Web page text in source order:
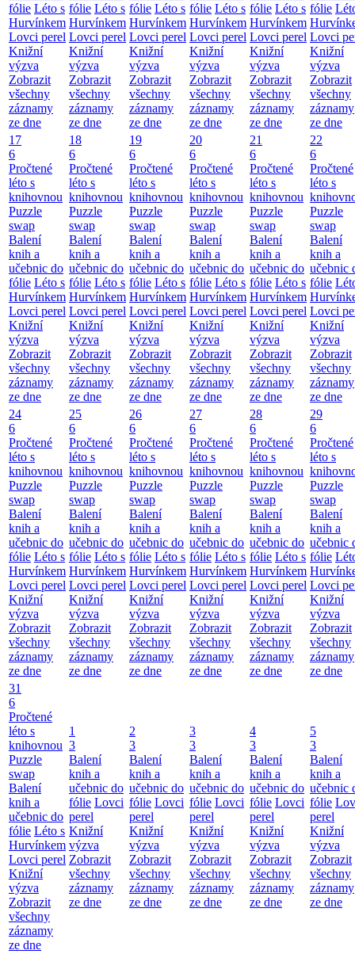
fólie Léto s
Hurvínkem
Lovci perel
Knižní
výzva
Zobrazit
všechny
záznamy
ze dne
fólie Léto s
Hurvínkem
Lovci perel
Knižní
výzva
Zobrazit
všechny
záznamy
ze dne
fólie Léto s
Hurvínkem
Lovci perel
Knižní
výzva
Zobrazit
všechny
záznamy
ze dne
fólie Léto s
Hurvínkem
Lovci perel
Knižní
výzva
Zobrazit
všechny
záznamy
ze dne
fólie Léto s
Hurvínkem
Lovci perel
Knižní
výzva
Zobrazit
všechny
záznamy
ze dne
fólie
Lovci
Knižní
výzva
Zobrazit
všechny
záznamy
ze dne
17
6
Pročtené
léto s
knihovnou
Puzzle
swap
Balení
knih a
učebnic do
fólie Léto s
Hurvínkem
Lovci perel
Knižní
výzva
Zobrazit
všechny
záznamy
ze dne
18
6
Pročtené
léto s
knihovnou
Puzzle
swap
Balení
knih a
učebnic do
fólie Léto s
Hurvínkem
Lovci perel
Knižní
výzva
Zobrazit
všechny
záznamy
ze dne
19
6
Pročtené
léto s
knihovnou
Puzzle
swap
Balení
knih a
učebnic do
fólie Léto s
Hurvínkem
Lovci perel
Knižní
výzva
Zobrazit
všechny
záznamy
ze dne
20
6
Pročtené
léto s
knihovnou
Puzzle
swap
Balení
knih a
učebnic do
fólie Léto s
Hurvínkem
Lovci perel
Knižní
výzva
Zobrazit
všechny
záznamy
ze dne
21
6
Pročtené
léto s
knihovnou
Puzzle
swap
Balení
knih a
učebnic do
fólie Léto s
Hurvínkem
Lovci perel
Knižní
výzva
Zobrazit
všechny
záznamy
ze dne
22
6
Pročtené
léto s
Puzzle
swap
Balení
knih a
učebnic
fólie
Lovci
Knižní
výzva
Zobrazit
všechny
záznamy
ze dne
24
6
Pročtené
léto s
knihovnou
Puzzle
swap
Balení
knih a
učebnic do
fólie Léto s
Hurvínkem
Lovci perel
Knižní
výzva
Zobrazit
všechny
záznamy
ze dne
25
6
Pročtené
léto s
knihovnou
Puzzle
swap
Balení
knih a
učebnic do
fólie Léto s
Hurvínkem
Lovci perel
Knižní
výzva
Zobrazit
všechny
záznamy
ze dne
26
6
Pročtené
léto s
knihovnou
Puzzle
swap
Balení
knih a
učebnic do
fólie Léto s
Hurvínkem
Lovci perel
Knižní
výzva
Zobrazit
všechny
záznamy
ze dne
27
6
Pročtené
léto s
knihovnou
Puzzle
swap
Balení
knih a
učebnic do
fólie Léto s
Hurvínkem
Lovci perel
Knižní
výzva
Zobrazit
všechny
záznamy
ze dne
28
6
Pročtené
léto s
knihovnou
Puzzle
swap
Balení
knih a
učebnic do
fólie Léto s
Hurvínkem
Lovci perel
Knižní
výzva
Zobrazit
všechny
záznamy
ze dne
29
6
Pročtené
léto s
Puzzle
swap
Balení
knih a
učebnic
fólie
Lovci
Knižní
výzva
Zobrazit
všechny
záznamy
ze dne
31
6
Pročtené
léto s
knihovnou
Puzzle
swap
Balení
knih a
učebnic do
fólie Léto s
Hurvínkem
Lovci perel
Knižní
výzva
Zobrazit
všechny
záznamy
ze dne
1
3
Balení
knih a
učebnic do
fólie Lovci
perel
Knižní
výzva
Zobrazit
všechny
záznamy
ze dne
2
3
Balení
knih a
učebnic do
fólie Lovci
perel
Knižní
výzva
Zobrazit
všechny
záznamy
ze dne
3
3
Balení
knih a
učebnic do
fólie Lovci
perel
Knižní
výzva
Zobrazit
všechny
záznamy
ze dne
4
3
Balení
knih a
učebnic do
fólie Lovci
perel
Knižní
výzva
Zobrazit
všechny
záznamy
ze dne
5
3
Balení
knih a
učebnic
fólie
perel
Knižní
výzva
Zobrazit
všechny
záznamy
ze dne